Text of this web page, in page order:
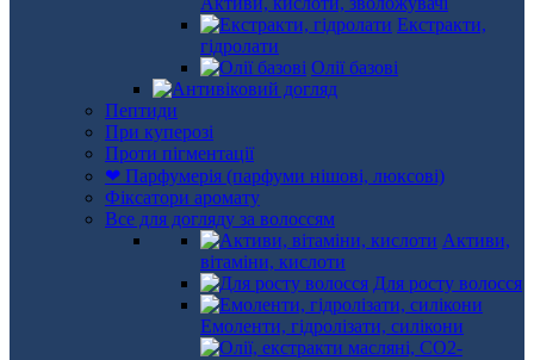
Екстракти,
гідролати
Олії базові
Пептиди
При куперозі
Проти пігментації
❤ Парфумерія (парфуми нішові, люксові)
Фіксатори аромату
Все для догляду за волоссям
Активи,
вітаміни, кислоти
Для росту волосся
Емоленти, гідролізати, силікони